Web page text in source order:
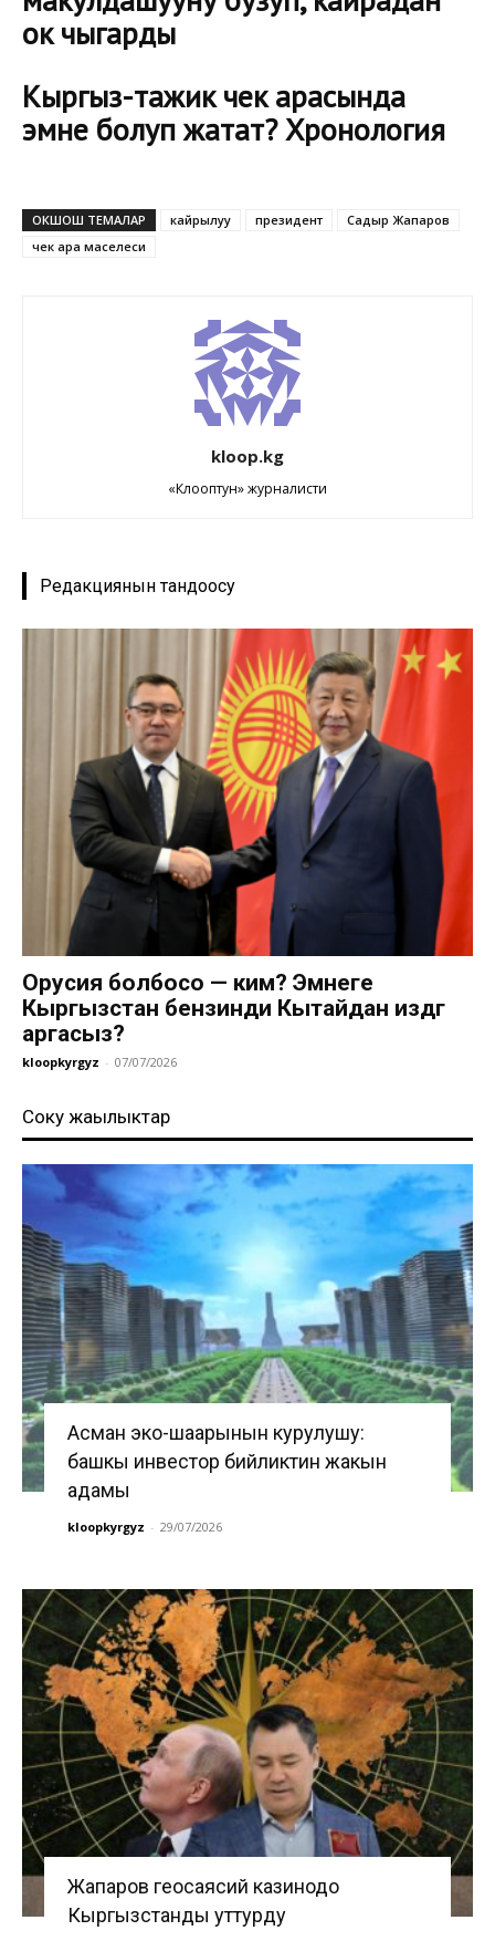
ок чыгарды
Кыргыз-тажик чек арасында
эмне болуп жатат? Хронология
ОКШОШ ТЕМАЛАР кайрылуу президент
Садыр Жапаров
чек ара маселеси
kloop.kg
«Клооптун» журналисти
Редакциянын тандоосу
Орусия болбосо — ким? Эмнеге
Кыргызстан бензинди Кытайдан издөөгө
аргасыз?
kloopkyrgyz - 07/07/2026
Соңку жаңылыктар
Асман эко-шаарынын курулушу:
башкы инвестор бийликтин жакын
адамы
kloopkyrgyz - 29/07/2026
Жапаров геосаясий казинодо
Кыргызстанды уттурду